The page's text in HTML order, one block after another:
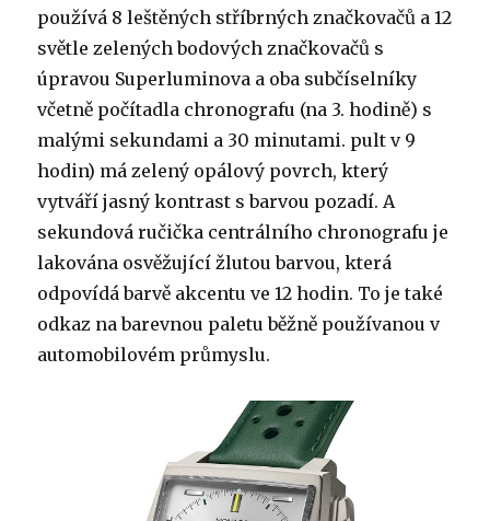
používá 8 leštěných stříbrných značkovačů a 12
světle zelených bodových značkovačů s
úpravou Superluminova a oba subčíselníky
včetně počítadla chronografu (na 3. hodině) s
malými sekundami a 30 minutami. pult v 9
hodin) má zelený opálový povrch, který
vytváří jasný kontrast s barvou pozadí. A
sekundová ručička centrálního chronografu je
lakována osvěžující žlutou barvou, která
odpovídá barvě akcentu ve 12 hodin. To je také
odkaz na barevnou paletu běžně používanou v
automobilovém průmyslu.